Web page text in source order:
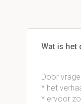
Wat is het
Door
* het
* ervoor